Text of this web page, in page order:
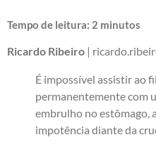
Tempo de leitura: 2 minutos
Ricardo Ribeiro |
É impossível assistir ao
permanentemente com
embrulho no estômago,
impotência diante da